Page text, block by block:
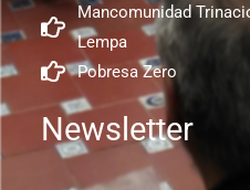
Mancomunidad
Lempa
Pobresa Zero
Newsletter